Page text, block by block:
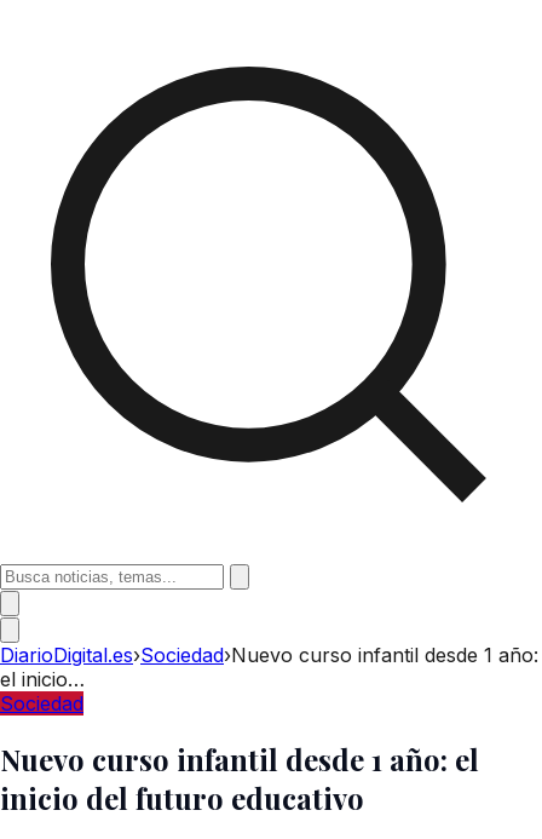
DiarioDigital.es›Sociedad›Nuevo curso infantil desde 1 año:
el inicio…
Sociedad
Nuevo curso infantil desde 1 año: el
inicio del futuro educativo